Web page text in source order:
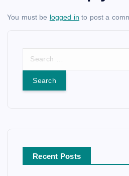
You must be logged in to post a
r
Recent Posts